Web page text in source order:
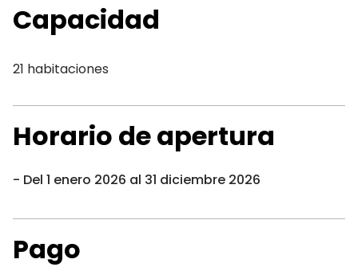
Capacidad
21 habitaciones
Horario de apertura
Del 1 enero 2026 al 31 diciembre 2026
Pago